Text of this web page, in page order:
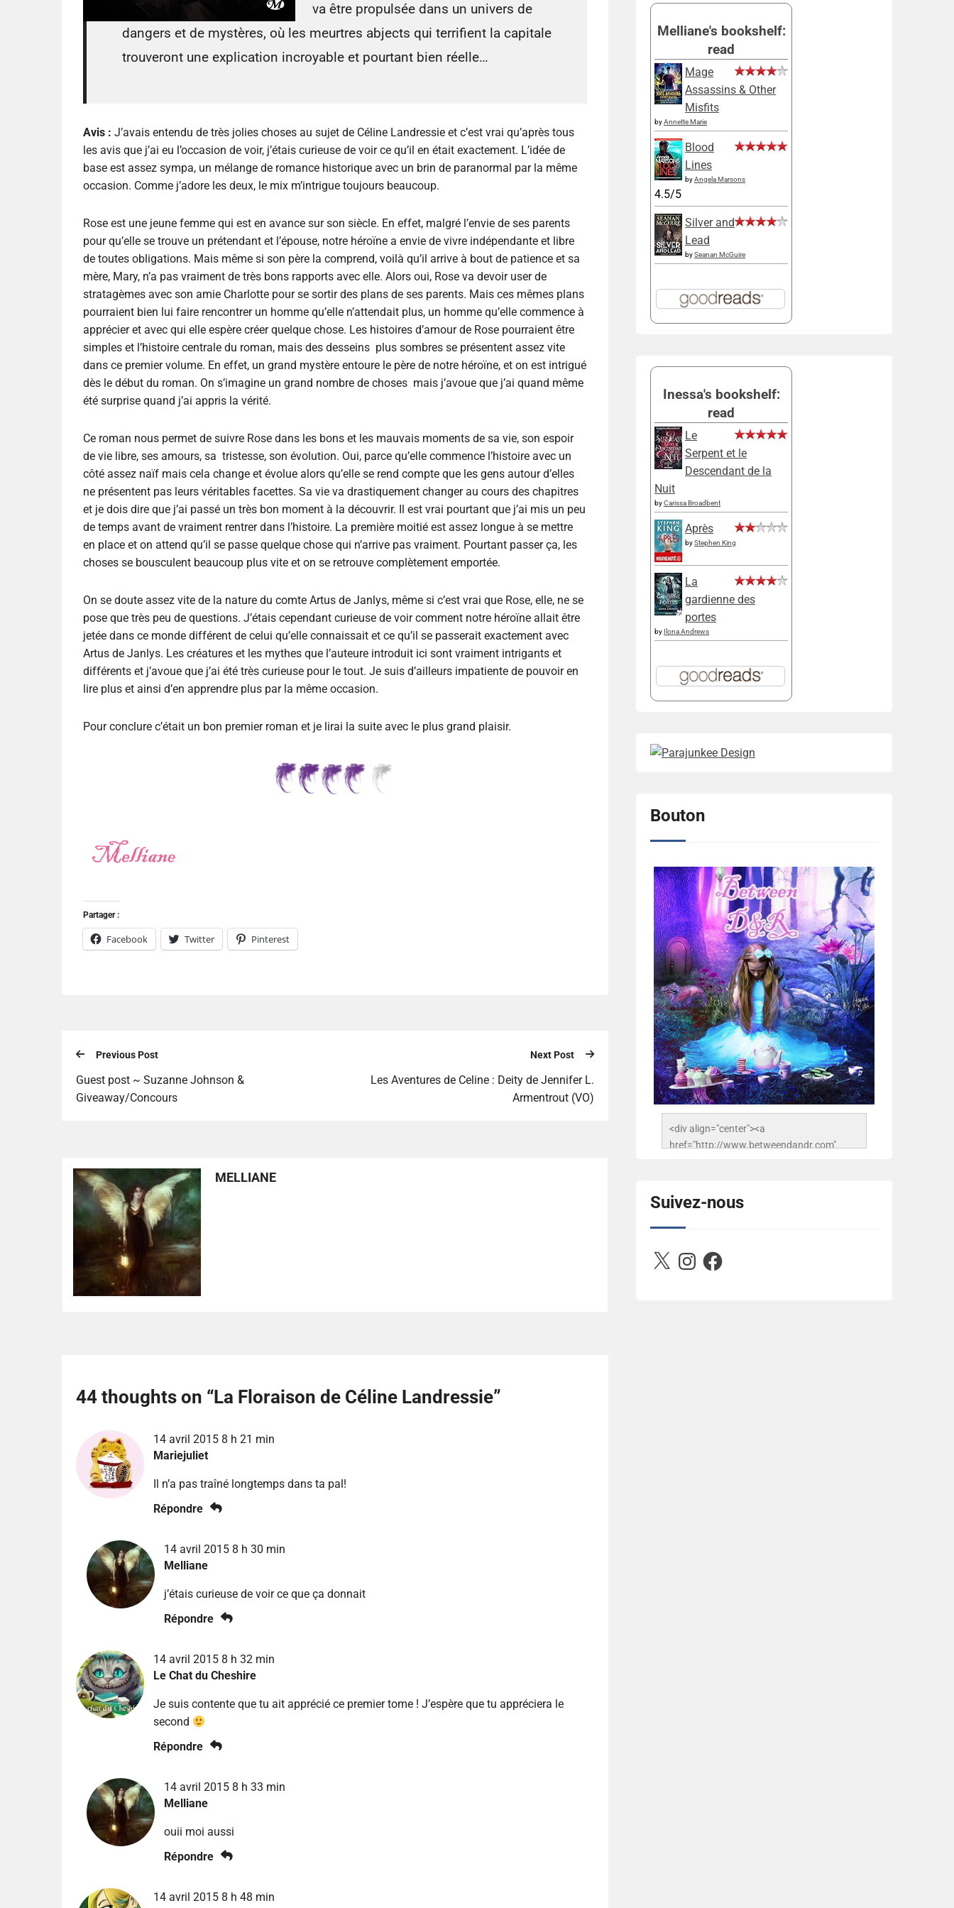
va être propulsée dans un univers de
dangers et de mystères, où les meurtres abjects qui terrifient la capitale
trouveront une explication incroyable et pourtant bien réelle…
Avis : J’avais entendu de très jolies choses au sujet de Céline Landressie et c’est vrai qu’après tous
les avis que j’ai eu l’occasion de voir, j’étais curieuse de voir ce qu’il en était exactement. L’idée de
base est assez sympa, un mélange de romance historique avec un brin de paranormal par la même
occasion. Comme j’adore les deux, le mix m’intrigue toujours beaucoup.
Rose est une jeune femme qui est en avance sur son siècle. En effet, malgré l’envie de ses parents
pour qu’elle se trouve un prétendant et l’épouse, notre héroïne a envie de vivre indépendante et libre
de toutes obligations. Mais même si son père la comprend, voilà qu’il arrive à bout de patience et sa
mère, Mary, n’a pas vraiment de très bons rapports avec elle. Alors oui, Rose va devoir user de
stratagèmes avec son amie Charlotte pour se sortir des plans de ses parents. Mais ces mêmes plans
pourraient bien lui faire rencontrer un homme qu’elle n’attendait plus, un homme qu’elle commence à
apprécier et avec qui elle espère créer quelque chose. Les histoires d’amour de Rose pourraient être
simples et l’histoire centrale du roman, mais des desseins plus sombres se présentent assez vite
dans ce premier volume. En effet, un grand mystère entoure le père de notre héroïne, et on est intrigué
dès le début du roman. On s’imagine un grand nombre de choses mais j’avoue que j’ai quand même
été surprise quand j’ai appris la vérité.
Ce roman nous permet de suivre Rose dans les bons et les mauvais moments de sa vie, son espoir
de vie libre, ses amours, sa tristesse, son évolution. Oui, parce qu’elle commence l’histoire avec un
côté assez naïf mais cela change et évolue alors qu’elle se rend compte que les gens autour d’elles
ne présentent pas leurs véritables facettes. Sa vie va drastiquement changer au cours des chapitres
et je dois dire que j’ai passé un très bon moment à la découvrir. Il est vrai pourtant que j’ai mis un peu
de temps avant de vraiment rentrer dans l’histoire. La première moitié est assez longue à se mettre
en place et on attend qu’il se passe quelque chose qui n’arrive pas vraiment. Pourtant passer ça, les
choses se bousculent beaucoup plus vite et on se retrouve complètement emportée.
On se doute assez vite de la nature du comte Artus de Janlys, même si c’est vrai que Rose, elle, ne se
pose que très peu de questions. J’étais cependant curieuse de voir comment notre héroïne allait être
jetée dans ce monde différent de celui qu’elle connaissait et ce qu’il se passerait exactement avec
Artus de Janlys. Les créatures et les mythes que l’auteure introduit ici sont vraiment intrigants et
différents et j’avoue que j’ai été très curieuse pour le tout. Je suis d’ailleurs impatiente de pouvoir en
lire plus et ainsi d’en apprendre plus par la même occasion.
Pour conclure c’était un bon premier roman et je lirai la suite avec le plus grand plaisir.
Partager :
Facebook Twitter Pinterest
Previous Post
Guest post ~ Suzanne Johnson &
Giveaway/Concours
Next Post
Les Aventures de Celine : Deity de Jennifer L.
Armentrout (VO)
MELLIANE
44 thoughts on “La Floraison de Céline Landressie”
14 avril 2015 8 h 21 min
Mariejuliet
Il n’a pas traîné longtemps dans ta pal!
Répondre
14 avril 2015 8 h 30 min
Melliane
j’étais curieuse de voir ce que ça donnait
Répondre
14 avril 2015 8 h 32 min
Le Chat du Cheshire
Je suis contente que tu ait apprécié ce premier tome ! J’espère que tu appréciera le
second
Répondre
14 avril 2015 8 h 33 min
Melliane
ouii moi aussi
Répondre
14 avril 2015 8 h 48 min
Melliane's bookshelf:
read
Mage
Assassins & Other
Misfits
byAnnette Marie
Blood
Lines
byAngela Marsons
4.5/5
Silver and
Lead
bySeanan McGuire
Inessa's bookshelf:
read
Le
Serpent et le
Descendant de la
Nuit
byCarissa Broadbent
Après
byStephen King
La
gardienne des
portes
by Ilona Andrews
Bouton
<div align="center"><a
href="http://www.betweendandr.com"
503716673157532-
2788222864243652657-n.jpg"
alt="Between D&R" style="border:none;" />
Suivez-nous
X InstagramFacebook